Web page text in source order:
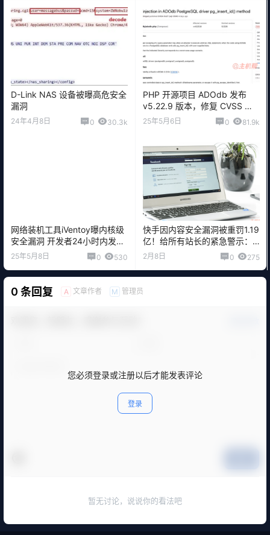
D-Link NAS 设备被曝高危安全
漏洞
24年4月8日 0 30.3k
PHP 开源项目 ADOdb 发布
v5.22.9 版本，修复 CVSS 满
分严重安全漏洞
25年5月6日 0 81.9k
网络装机工具iVentoy曝内核级
安全漏洞 开发者24小时内发布
修复补丁
25年5月8日 0 530
快手因内容安全漏洞被重罚1.19
亿！给所有站长的紧急警示：
您的平台可能正面临同等风险
2月8日 0 275
0 条回复 A 文章作者 M 管理员
您必须登录或注册以后才能发表评论
登录
暂无讨论，说说你的看法吧